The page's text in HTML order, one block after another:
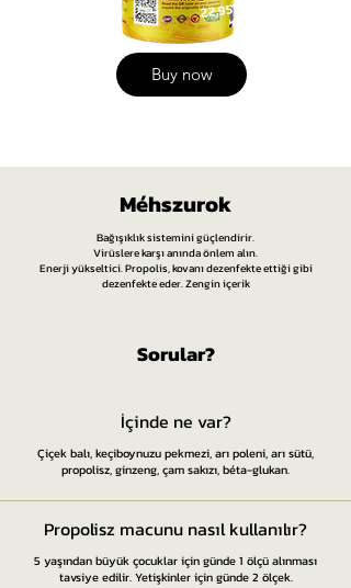
22,95
Buy now
Méhszurok
Bağışıklık sistemini güçlendirir.
Virüslere karşı anında önlem alın.
Enerji yükseltici. Propolis, kovanı dezenfekte ettiği gibi
dezenfekte eder. Zengin içerik
Sorular?​
İçinde ne var?
Çiçek balı, keçiboynuzu pekmezi, arı poleni, arı sütü,
propolisz, ginzeng, çam sakızı, béta-glukan.
Propolisz macunu nasıl kullanılır?
5 yaşından büyük çocuklar için günde 1 ölçü alınması
tavsiye edilir. Yetişkinler için günde 2 ölçek.